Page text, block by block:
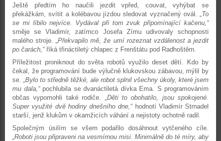
Ještě předtím ho naučili jezdit vpřed, couvat, vyhýbat se
překážkám, svítit a kolébavou jízdou sledovat vyznačený ovál. „To
se mi líbilo nejvíce. Vydával při tom zvuk připomínající kačenu,“
směje se Vladimír, zatímco Josefa Zímu udivovaly schopnosti
malého stroje. „Překvapilo mě, že umí rozeznat vzdálenost a jezdit
po čarách,“říká třináctiletý chlapec z Frenštátu pod Radhoštěm.
Příležitost proniknout do světa robotů využilo deset dětí. Kdo by
čekal, že programování bude výlučně klukovskou zábavou, mýlil by
se. „Bylo to středně těžké, ale robot splnil všechny úkoly, které jsem
mu dala,“ pochlubila se dvanáctiletá dívka Ema. S programováním
občas vypomohli také rodiče. „Děti to obohatilo, jsou spokojené.
Super využité dvě hodiny dnešního dne,“hodnotí Vladimír Strnadel
starší, jenž klukům v okamžicích váhání a nejistoty ochotně radil.
Společným úsilím se všem podařilo dosáhnout vytčeného cíle.
„Roboti jsou připraveni na vesmírnou misi. Minimálně do té míry, aby